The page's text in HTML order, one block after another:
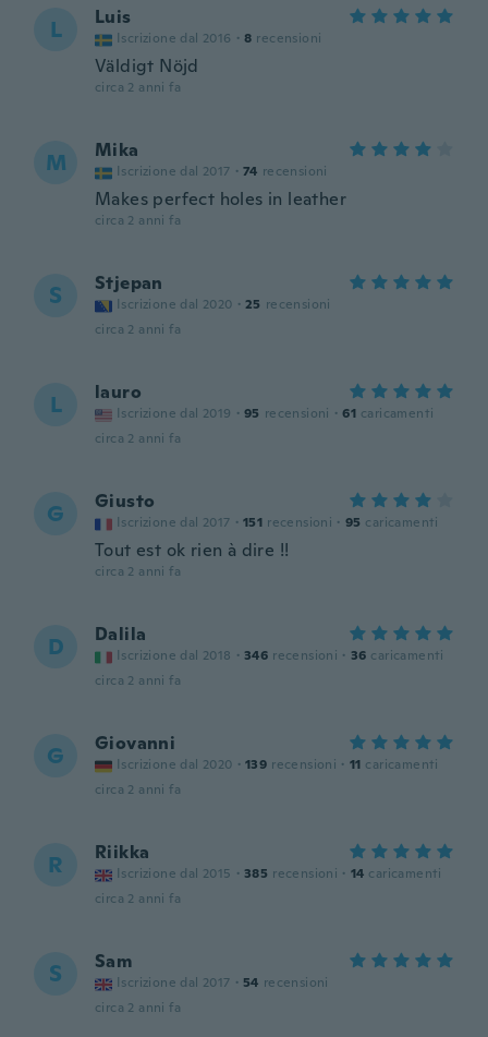
L Luis
Iscrizione dal 2016 · 8 recensioni
Väldigt Nöjd
circa 2 anni fa
M Mika
Iscrizione dal 2017 · 74 recensioni
Makes perfect holes in leather
circa 2 anni fa
S Stjepan
Iscrizione dal 2020 · 25 recensioni
circa 2 anni fa
L lauro
Iscrizione dal 2019 · 95 recensioni · 61 caricamenti
circa 2 anni fa
G Giusto
Iscrizione dal 2017 · 151 recensioni · 95 caricamenti
Tout est ok rien à dire !!
circa 2 anni fa
D Dalila
Iscrizione dal 2018 · 346 recensioni · 36 caricamenti
circa 2 anni fa
G Giovanni
Iscrizione dal 2020 · 139 recensioni · 11 caricamenti
circa 2 anni fa
R Riikka
Iscrizione dal 2015 · 385 recensioni · 14 caricamenti
circa 2 anni fa
S Sam
Iscrizione dal 2017 · 54 recensioni
circa 2 anni fa